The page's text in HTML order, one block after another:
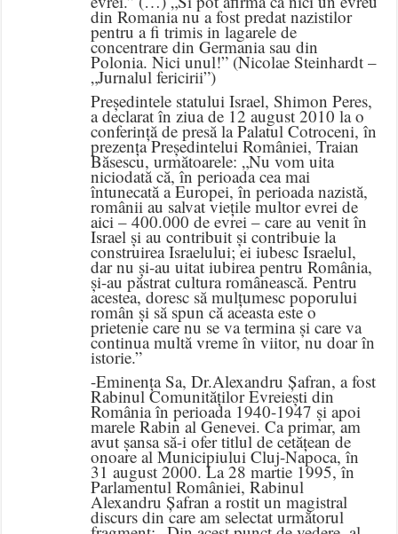
din Romania nu a fost predat nazistilor
pentru a fi trimis in lagarele de
concentrare din Germania sau din
Polonia. Nici unul!” (Nicolae Steinhardt –
„Jurnalul fericirii”)
Președintele statului Israel, Shimon Peres,
a declarat în ziua de 12 august 2010 la o
conferință de presă la Palatul Cotroceni, în
prezența Președintelui României, Traian
Băsescu, următoarele: „Nu vom uita
niciodată că, în perioada cea mai
întunecată a Europei, în perioada nazistă,
românii au salvat viețile multor evrei de
aici – 400.000 de evrei – care au venit în
Israel și au contribuit și contribuie la
construirea Israelului; ei iubesc Israelul,
dar nu și-au uitat iubirea pentru România,
și-au păstrat cultura românească. Pentru
acestea, doresc să mulțumesc poporului
român și să spun că aceasta este o
prietenie care nu se va termina și care va
continua multă vreme în viitor, nu doar în
istorie.”
-Eminența Sa, Dr.Alexandru Șafran, a fost
Rabinul Comunităților Evreiești din
România în perioada 1940-1947 și apoi
marele Rabin al Genevei. Ca primar, am
avut șansa să-i ofer titlul de cetățean de
onoare al Municipiului Cluj-Napoca, în
31 august 2000. La 28 martie 1995, în
Parlamentul României, Rabinul
Alexandru Șafran a rostit un magistral
discurs din care am selectat următorul